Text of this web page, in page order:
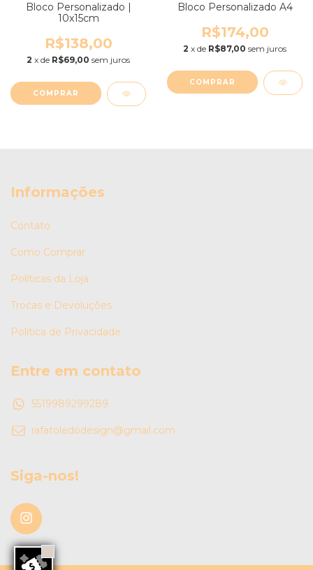
Bloco Personalizado |
10x15cm
R$138,00
2 x de R$69,00 sem juros
COMPRAR
Bloco Personalizado A4
R$174,00
2 x de R$87,00 sem juros
COMPRAR
Informações
Contato
Como Comprar
Políticas da Loja
Trocas e Devoluções
Política de Privacidade
Entre em contato
5519989299289
rafatoledodesign@gmail.com
Siga-nos!